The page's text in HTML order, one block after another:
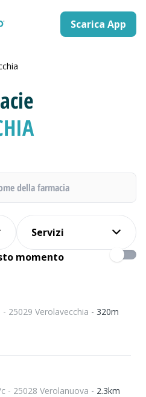
Scarica App
Servizi
momento
25029 Verolavecchia - 320m
- 25028 Verolanuova - 2.3km